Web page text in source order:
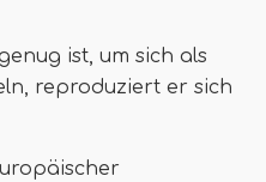
ist, um sich als
reproduziert er sich